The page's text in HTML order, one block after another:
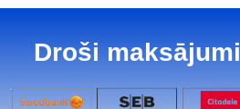
Droši maksājumi